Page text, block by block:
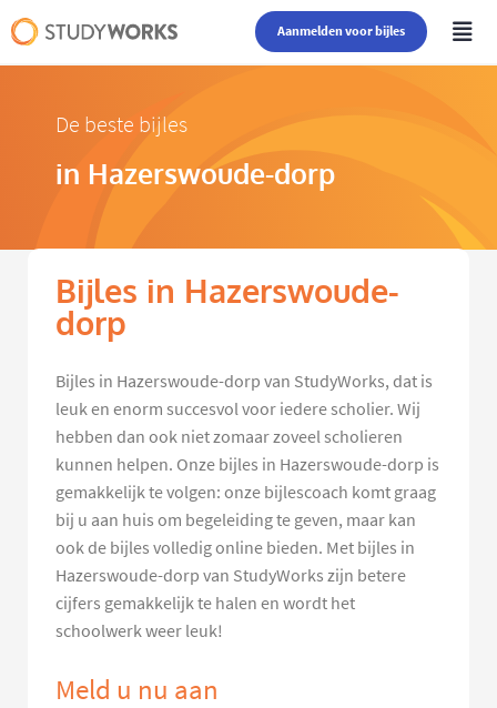
Aanmelden voor bijles
De beste bijles
in Hazerswoude-dorp
Bijles in Hazerswoude-
dorp
Bijles in Hazerswoude-dorp van StudyWorks, dat is
leuk en enorm succesvol voor iedere scholier. Wij
hebben dan ook niet zomaar zoveel scholieren
kunnen helpen. Onze bijles in Hazerswoude-dorp is
gemakkelijk te volgen: onze bijlescoach komt graag
bij u aan huis om begeleiding te geven, maar kan
ook de bijles volledig online bieden. Met bijles in
Hazerswoude-dorp van StudyWorks zijn betere
cijfers gemakkelijk te halen en wordt het
schoolwerk weer leuk!
Meld u nu aan